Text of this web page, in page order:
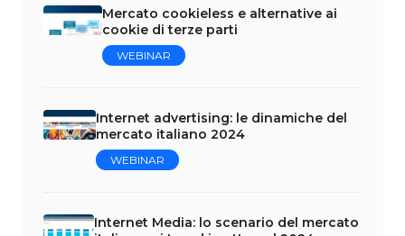
Mercato cookieless e alternative ai
cookie di terze parti
WEBINAR
Internet advertising: le dinamiche del
mercato italiano 2024
WEBINAR
Internet Media: lo scenario del mercato